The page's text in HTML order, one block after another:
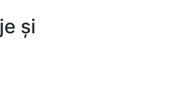
și